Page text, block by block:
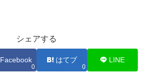
シェアする
Facebook
0
はてブ
0
LINE